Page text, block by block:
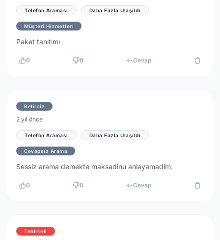
Telefon Araması Daha Fazla Ulaşıldı
Müşteri Hizmetleri
Paket tanıtımı
0 0 Cevap
Belirsiz
2 yıl önce
Telefon Araması Daha Fazla Ulaşıldı
Cevapsız Arama
Sessiz arama demekte maksadinu anlayamadim.
0 0 Cevap
Tehlikeli